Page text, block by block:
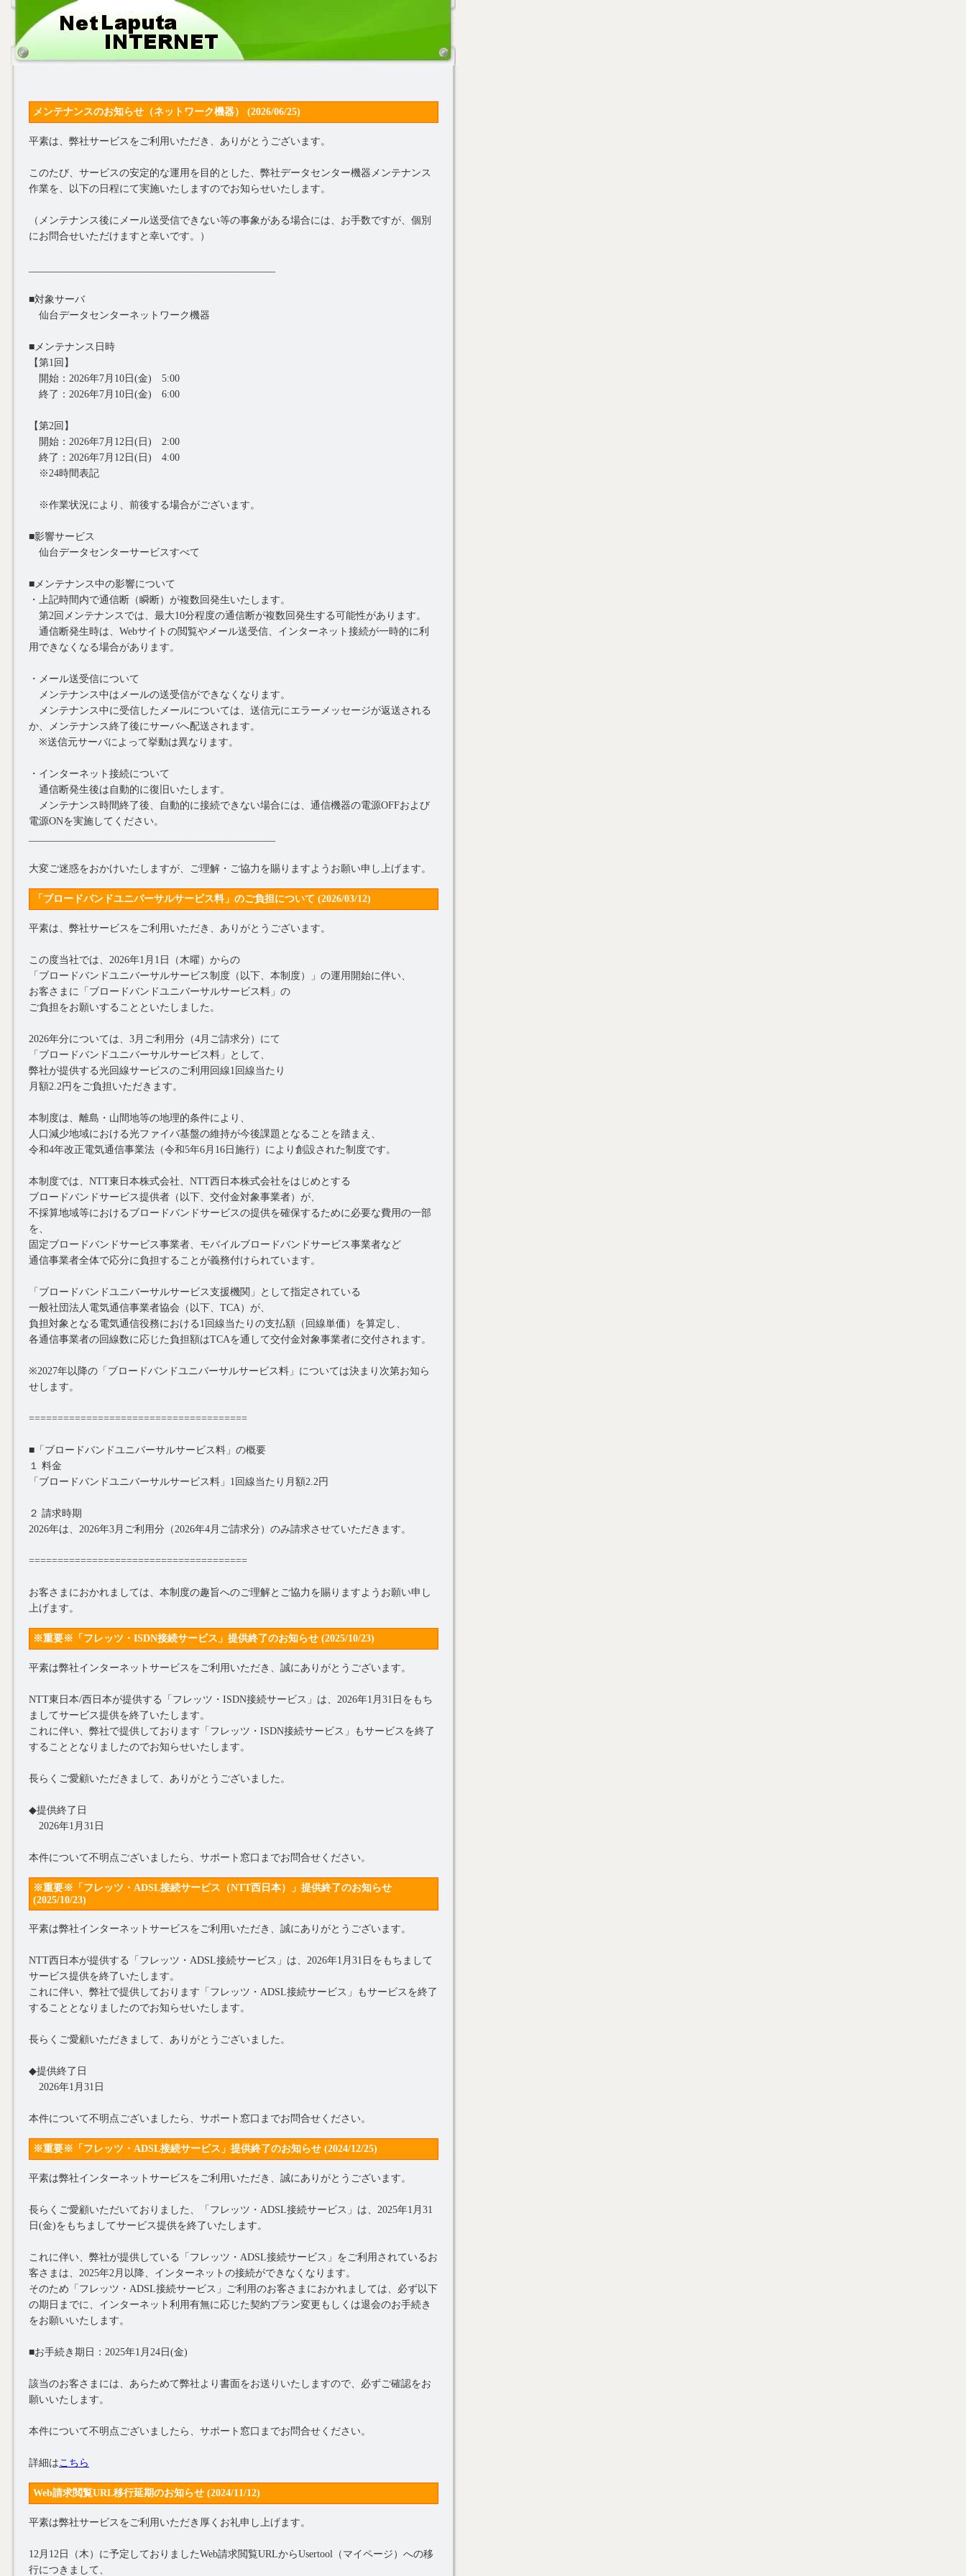
メンテナンスのお知らせ（ネットワーク機器） (2026/06/25)
平素は、弊社サービスをご利用いただき、ありがとうございます。
このたび、サービスの安定的な運用を目的とした、弊社データセンター機器メンテナンス
作業を、以下の日程にて実施いたしますのでお知らせいたします。
（メンテナンス後にメール送受信できない等の事象がある場合には、お手数ですが、個別
にお問合せいただけますと幸いです。）
■対象サーバ
仙台データセンターネットワーク機器
■メンテナンス日時
【第1回】
開始：2026年7月10日(金) 5:00
終了：2026年7月10日(金) 6:00
【第2回】
開始：2026年7月12日(日) 2:00
終了：2026年7月12日(日) 4:00
※24時間表記
※作業状況により、前後する場合がございます。
■影響サービス
仙台データセンターサービスすべて
■メンテナンス中の影響について
・上記時間内で通信断（瞬断）が複数回発生いたします。
第2回メンテナンスでは、最大10分程度の通信断が複数回発生する可能性があります。
通信断発生時は、Webサイトの閲覧やメール送受信、インターネット接続が一時的に利
用できなくなる場合があります。
・メール送受信について
メンテナンス中はメールの送受信ができなくなります。
メンテナンス中に受信したメールについては、送信元にエラーメッセージが返送される
か、メンテナンス終了後にサーバへ配送されます。
※送信元サーバによって挙動は異なります。
・インターネット接続について
通信断発生後は自動的に復旧いたします。
メンテナンス時間終了後、自動的に接続できない場合には、通信機器の電源OFFおよび
電源ONを実施してください。
大変ご迷惑をおかけいたしますが、ご理解・ご協力を賜りますようお願い申し上げます。
「ブロードバンドユニバーサルサービス料」のご負担について (2026/03/12)
平素は、弊社サービスをご利用いただき、ありがとうございます。
この度当社では、2026年1月1日（木曜）からの
「ブロードバンドユニバーサルサービス制度（以下、本制度）」の運用開始に伴い、
お客さまに「ブロードバンドユニバーサルサービス料」の
ご負担をお願いすることといたしました。
2026年分については、3月ご利用分（4月ご請求分）にて
「ブロードバンドユニバーサルサービス料」として、
弊社が提供する光回線サービスのご利用回線1回線当たり
月額2.2円をご負担いただきます。
本制度は、離島・山間地等の地理的条件により、
人口減少地域における光ファイバ基盤の維持が今後課題となることを踏まえ、
令和4年改正電気通信事業法（令和5年6月16日施行）により創設された制度です。
本制度では、NTT東日本株式会社、NTT西日本株式会社をはじめとする
ブロードバンドサービス提供者（以下、交付金対象事業者）が、
不採算地域等におけるブロードバンドサービスの提供を確保するために必要な費用の一部
を、
固定ブロードバンドサービス事業者、モバイルブロードバンドサービス事業者など
通信事業者全体で応分に負担することが義務付けられています。
「ブロードバンドユニバーサルサービス支援機関」として指定されている
一般社団法人電気通信事業者協会（以下、TCA）が、
負担対象となる電気通信役務における1回線当たりの支払額（回線単価）を算定し、
各通信事業者の回線数に応じた負担額はTCAを通して交付金対象事業者に交付されます。
※2027年以降の「ブロードバンドユニバーサルサービス料」については決まり次第お知ら
せします。
======================================
■「ブロードバンドユニバーサルサービス料」の概要
１ 料金
「ブロードバンドユニバーサルサービス料」1回線当たり月額2.2円
２ 請求時期
2026年は、2026年3月ご利用分（2026年4月ご請求分）のみ請求させていただきます。
======================================
お客さまにおかれましては、本制度の趣旨へのご理解とご協力を賜りますようお願い申し
上げます。
※重要※「フレッツ・ISDN接続サービス」提供終了のお知らせ (2025/10/23)
平素は弊社インターネットサービスをご利用いただき、誠にありがとうございます。
NTT東日本/西日本が提供する「フレッツ・ISDN接続サービス」は、2026年1月31日をもち
ましてサービス提供を終了いたします。
これに伴い、弊社で提供しております「フレッツ・ISDN接続サービス」もサービスを終了
することとなりましたのでお知らせいたします。
長らくご愛顧いただきまして、ありがとうございました。
◆提供終了日
2026年1月31日
本件について不明点ございましたら、サポート窓口までお問合せください。
※重要※「フレッツ・ADSL接続サービス（NTT西日本）」提供終了のお知らせ
(2025/10/23)
平素は弊社インターネットサービスをご利用いただき、誠にありがとうございます。
NTT西日本が提供する「フレッツ・ADSL接続サービス」は、2026年1月31日をもちまして
サービス提供を終了いたします。
これに伴い、弊社で提供しております「フレッツ・ADSL接続サービス」もサービスを終了
することとなりましたのでお知らせいたします。
長らくご愛顧いただきまして、ありがとうございました。
◆提供終了日
2026年1月31日
本件について不明点ございましたら、サポート窓口までお問合せください。
※重要※「フレッツ・ADSL接続サービス」提供終了のお知らせ (2024/12/25)
平素は弊社インターネットサービスをご利用いただき、誠にありがとうございます。
長らくご愛顧いただいておりました、「フレッツ・ADSL接続サービス」は、2025年1月31
日(金)をもちましてサービス提供を終了いたします。
これに伴い、弊社が提供している「フレッツ・ADSL接続サービス」をご利用されているお
客さまは、2025年2月以降、インターネットの接続ができなくなります。
そのため「フレッツ・ADSL接続サービス」ご利用のお客さまにおかれましては、必ず以下
の期日までに、インターネット利用有無に応じた契約プラン変更もしくは退会のお手続き
をお願いいたします。
■お手続き期日：2025年1月24日(金)
該当のお客さまには、あらためて弊社より書面をお送りいたしますので、必ずご確認をお
願いいたします。
本件について不明点ございましたら、サポート窓口までお問合せください。
詳細はこちら
Web請求閲覧URL移行延期のお知らせ (2024/11/12)
平素は弊社サービスをご利用いただき厚くお礼申し上げます。
12月12日（木）に予定しておりましたWeb請求閲覧URLからUsertool（マイページ）への移
行につきまして、